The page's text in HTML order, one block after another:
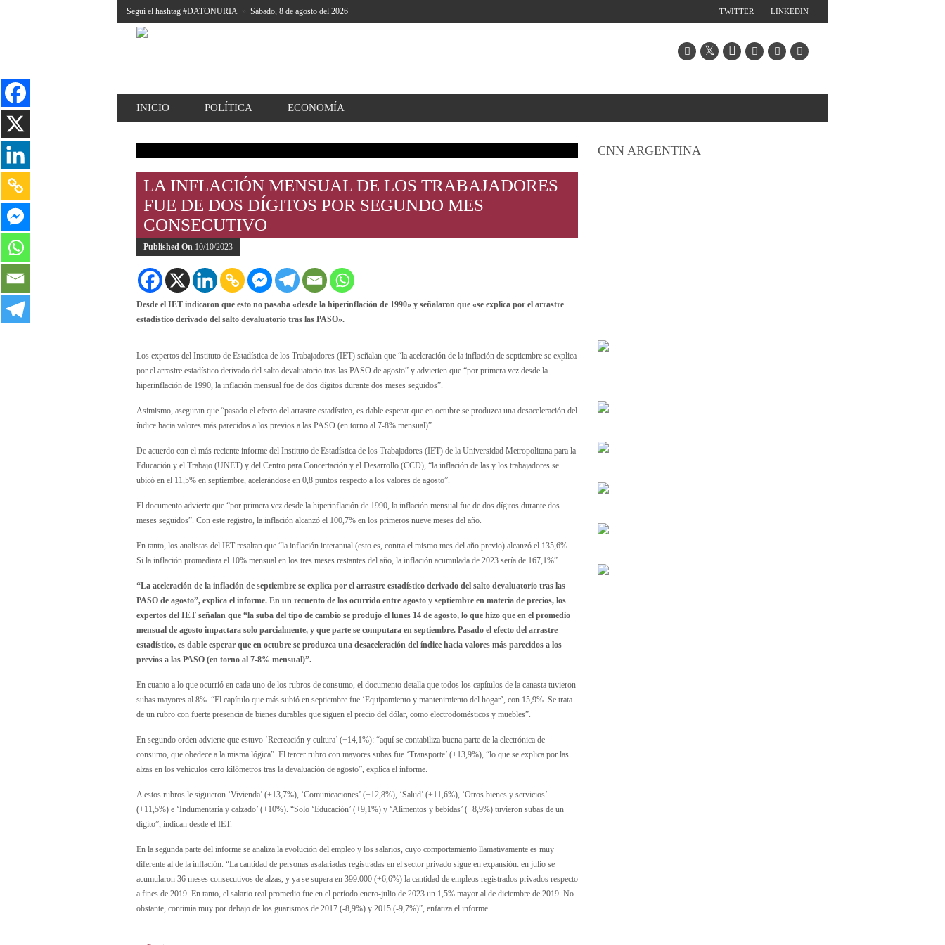
Seguí el hashtag #DATONURIA » Sábado, 8 de agosto del 2026 LINKEDIN
TWITTER
INICIO POLÍTICA ECONOMÍA
LA INFLACIÓN MENSUAL DE LOS TRABAJADORES
FUE DE DOS DÍGITOS POR SEGUNDO MES
CONSECUTIVO
Published On 10/10/2023
Desde el IET indicaron que esto no pasaba «desde la hiperinflación de 1990» y señalaron que «se explica por el arrastre
estadístico derivado del salto devaluatorio tras las PASO».
Los expertos del Instituto de Estadística de los Trabajadores (IET) señalan que “la aceleración de la inflación de septiembre se explica
por el arrastre estadístico derivado del salto devaluatorio tras las PASO de agosto” y advierten que “por primera vez desde la
hiperinflación de 1990, la inflación mensual fue de dos dígitos durante dos meses seguidos”.
Asimismo, aseguran que “pasado el efecto del arrastre estadístico, es dable esperar que en octubre se produzca una desaceleración del
índice hacia valores más parecidos a los previos a las PASO (en torno al 7-8% mensual)”.
De acuerdo con el más reciente informe del Instituto de Estadística de los Trabajadores (IET) de la Universidad Metropolitana para la
Educación y el Trabajo (UNET) y del Centro para Concertación y el Desarrollo (CCD), “la inflación de las y los trabajadores se
ubicó en el 11,5% en septiembre, acelerándose en 0,8 puntos respecto a los valores de agosto”.
El documento advierte que “por primera vez desde la hiperinflación de 1990, la inflación mensual fue de dos dígitos durante dos
meses seguidos”. Con este registro, la inflación alcanzó el 100,7% en los primeros nueve meses del año.
En tanto, los analistas del IET resaltan que “la inflación interanual (esto es, contra el mismo mes del año previo) alcanzó el 135,6%.
Si la inflación promediara el 10% mensual en los tres meses restantes del año, la inflación acumulada de 2023 sería de 167,1%”.
“La aceleración de la inflación de septiembre se explica por el arrastre estadístico derivado del salto devaluatorio tras las
PASO de agosto”, explica el informe. En un recuento de los ocurrido entre agosto y septiembre en materia de precios, los
expertos del IET señalan que “la suba del tipo de cambio se produjo el lunes 14 de agosto, lo que hizo que en el promedio
mensual de agosto impactara solo parcialmente, y que parte se computara en septiembre. Pasado el efecto del arrastre
estadístico, es dable esperar que en octubre se produzca una desaceleración del índice hacia valores más parecidos a los
previos a las PASO (en torno al 7-8% mensual)”.
En cuanto a lo que ocurrió en cada uno de los rubros de consumo, el documento detalla que todos los capítulos de la canasta tuvieron
subas mayores al 8%. “El capítulo que más subió en septiembre fue ‘Equipamiento y mantenimiento del hogar’, con 15,9%. Se trata
de un rubro con fuerte presencia de bienes durables que siguen el precio del dólar, como electrodomésticos y muebles”.
En segundo orden advierte que estuvo ‘Recreación y cultura’ (+14,1%): “aquí se contabiliza buena parte de la electrónica de
consumo, que obedece a la misma lógica”. El tercer rubro con mayores subas fue ‘Transporte’ (+13,9%), “lo que se explica por las
alzas en los vehículos cero kilómetros tras la devaluación de agosto”, explica el informe.
A estos rubros le siguieron ‘Vivienda’ (+13,7%), ‘Comunicaciones’ (+12,8%), ‘Salud’ (+11,6%), ‘Otros bienes y servicios’
(+11,5%) e ‘Indumentaria y calzado’ (+10%). “Solo ‘Educación’ (+9,1%) y ‘Alimentos y bebidas’ (+8,9%) tuvieron subas de un
dígito”, indican desde el IET.
En la segunda parte del informe se analiza la evolución del empleo y los salarios, cuyo comportamiento llamativamente es muy
diferente al de la inflación. “La cantidad de personas asalariadas registradas en el sector privado sigue en expansión: en julio se
acumularon 36 meses consecutivos de alzas, y ya se supera en 399.000 (+6,6%) la cantidad de empleos registrados privados respecto
a fines de 2019. En tanto, el salario real promedio fue en el período enero-julio de 2023 un 1,5% mayor al de diciembre de 2019. No
obstante, continúa muy por debajo de los guarismos de 2017 (-8,9%) y 2015 (-9,7%)”, enfatiza el informe.
CNN ARGENTINA